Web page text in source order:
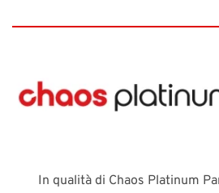
In qualità di Chaos Platinum